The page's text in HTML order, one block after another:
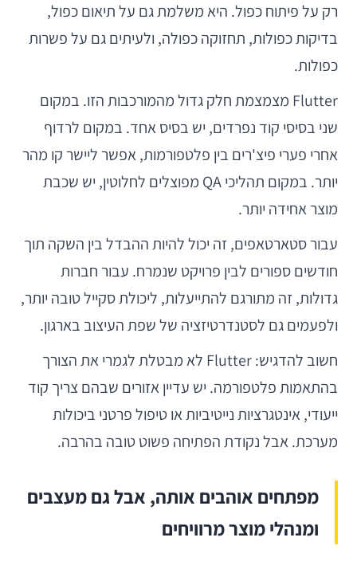
רק על פיתוח כפול. היא משלמת גם על תיאום כפול,
בדיקות כפולות, תחזוקה כפולה, ולעיתים גם על פשרות
כפולות.
Flutter מצמצמת חלק גדול מהמורכבות הזו. במקום
שני בסיסי קוד נפרדים, יש בסיס אחד. במקום לרדוף
אחרי פערי פיצ'רים בין פלטפורמות, אפשר ליישר קו מהר
יותר. במקום תהליכי QA מפוצלים לחלוטין, יש שכבת
מוצר אחידה יותר.
עבור סטארטאפים, זה יכול להיות ההבדל בין השקה תוך
חודשים ספורים לבין פרויקט שנמרח. עבור חברות
גדולות, זה מתורגם להתייעלות, ליכולת סקייל טובה יותר,
ולפעמים גם לסטנדרטיזציה של שפת העיצוב בארגון.
חשוב להדגיש: Flutter לא מבטלת לגמרי את הצורך
בהתאמות פלטפורמה. יש עדיין אזורים שבהם צריך קוד
ייעודי, אינטגרציות נייטיביות או טיפול פרטני ביכולות
מערכת. אבל נקודת הפתיחה פשוט טובה בהרבה.
מפתחים אוהבים אותה, אבל גם מעצבים
ומנהלי מוצר מרוויחים